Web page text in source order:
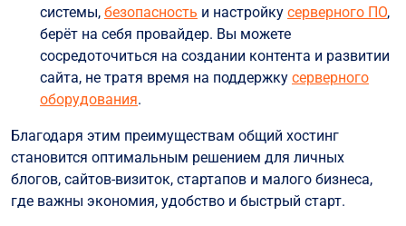
системы, безопасность и настройку серверного ПО,
берёт на себя провайдер. Вы можете
сосредоточиться на создании контента и развитии
сайта, не тратя время на поддержку серверного
оборудования.
Благодаря этим преимуществам общий хостинг
становится оптимальным решением для личных
блогов, сайтов-визиток, стартапов и малого бизнеса,
где важны экономия, удобство и быстрый старт.